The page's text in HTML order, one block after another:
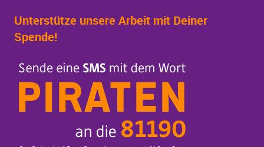
Unterstütze unsere Arbeit mit Deiner
Spende!